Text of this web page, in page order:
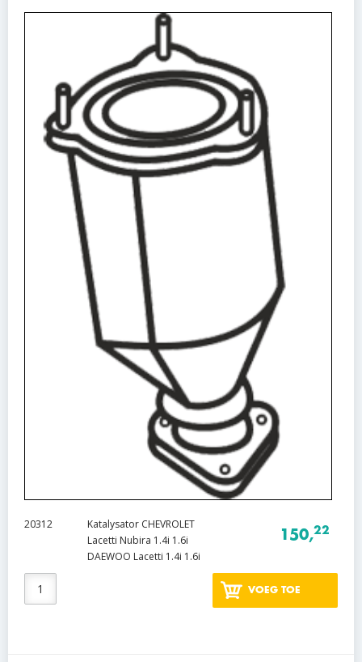
20312
Katalysator CHEVROLET
Lacetti Nubira 1.4i 1.6i
DAEWOO Lacetti 1.4i 1.6i
150,22
VOEG TOE